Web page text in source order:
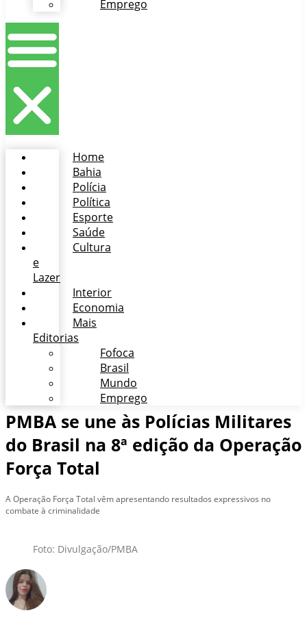
Emprego
Home
Bahia
Polícia
Política
Esporte
Saúde
Cultura
e
Lazer
Interior
Economia
Mais
Editorias
Fofoca
Brasil
Mundo
Emprego
PMBA se une às Polícias Militares
do Brasil na 8ª edição da Operação
Força Total
A Operação Força Total vêm apresentando resultados expressivos no
combate à criminalidade
Foto: Divulgação/PMBA